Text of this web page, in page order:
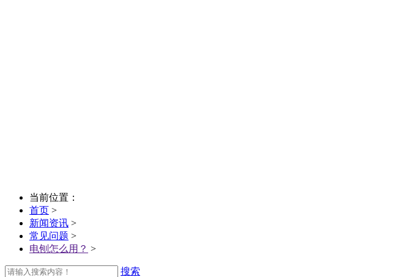
当前位置：
首页 >
新闻资讯 >
常见问题 >
电刨怎么用？ >
搜索